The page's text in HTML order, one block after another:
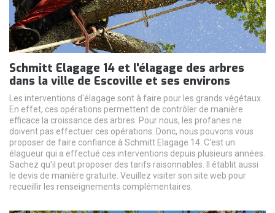
Schmitt Elagage 14 et l'élagage des arbres
dans la ville de Escoville et ses environs
Les interventions d'élagage sont à faire pour les grands végétaux.
En effet, ces opérations permettent de contrôler de manière
efficace la croissance des arbres. Pour nous, les profanes ne
doivent pas effectuer ces opérations. Donc, nous pouvons vous
proposer de faire confiance à Schmitt Elagage 14. C'est un
élagueur qui a effectué ces interventions depuis plusieurs années.
Sachez qu'il peut proposer des tarifs raisonnables. Il établit aussi
le devis de manière gratuite. Veuillez visiter son site web pour
recueillir les renseignements complémentaires.